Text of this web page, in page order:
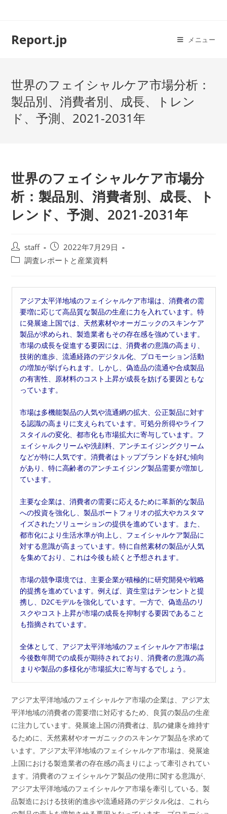
Report.jp メニュー
世界のフェイシャルケア市場分析：
製品別、消費者別、成長、トレン
ド、予測、2021-2031年
世界のフェイシャルケア市場分
析：製品別、消費者別、成長、ト
レンド、予測、2021-2031年
投
稿
staff
投
稿
日:
2022年7月29日
投
調査レポートと産業資料
アジア太平洋地域のフェイシャルケア市場は、消費者の需
要増に応じて高品質な製品の生産に力を入れています。特
に発展途上国では、天然素材やオーガニックのスキンケア
製品が求められ、製造業者もその存在感を強めています。
市場の成長を促進する要因には、消費者の意識の高まり、
技術的進歩、流通経路のデジタル化、プロモーション活動
の増加が挙げられます。しかし、偽造品の流通や合成製品
の有害性、原材料のコスト上昇が成長を妨げる要因ともな
っています。
市場は多機能製品の人気や流通網の拡大、公正製品に対す
る認識の高まりに支えられています。可処分所得やライフ
スタイルの変化、都市化も市場拡大に寄与しています。フ
ェイシャルクリームや洗顔料、アンチエイジングクリーム
などが特に人気です。消費者はトップブランドを好む傾向
があり、特に高齢者のアンチエイジング製品需要が増加し
ています。
主要な企業は、消費者の需要に応えるために革新的な製品
への投資を強化し、製品ポートフォリオの拡大やカスタマ
イズされたソリューションの提供を進めています。また、
都市化により生活水準が向上し、フェイシャルケア製品に
対する意識が高まっています。特に自然素材の製品が人気
を集めており、これは今後も続くと予想されます。
市場の競争環境では、主要企業が積極的に研究開発や戦略
的提携を進めています。例えば、資生堂はテンセントと提
携し、D2Cモデルを強化しています。一方で、偽造品のリ
スクやコスト上昇が市場の成長を抑制する要因であること
も指摘されています。
全体として、アジア太平洋地域のフェイシャルケア市場は
今後数年間での成長が期待されており、消費者の意識の高
まりや製品の多様化が市場拡大に寄与するでしょう。
アジア太平洋地域のフェイシャルケア市場の企業は、アジア太
平洋地域の消費者の需要増に対応するため、良質の製品の生産
に注力しています。発展途上国の消費者は、肌の健康を維持す
るために、天然素材やオーガニックのスキンケア製品を求めて
います。アジア太平洋地域のフェイシャルケア市場は、発展途
上国における製造業者の存在感の高まりによって牽引されてい
ます。消費者のフェイシャルケア製品の使用に関する意識が、
アジア太平洋地域のフェイシャルケア市場を牽引している。製
品製造における技術的進歩や流通経路のデジタル化は、これら